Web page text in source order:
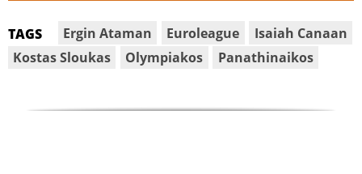
TAGS Ergin Ataman Euroleague
Isaiah Canaan
Kostas Sloukas
Olympiakos Panathinaikos